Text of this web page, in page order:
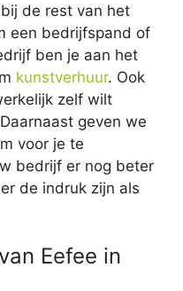
de rest van het
een bedrijfspand of
ben je aan het
kunstverhuur. Ook
zelf wilt
geven we
voor je te
bedrijf er nog beter
de indruk zijn als
Eefee in